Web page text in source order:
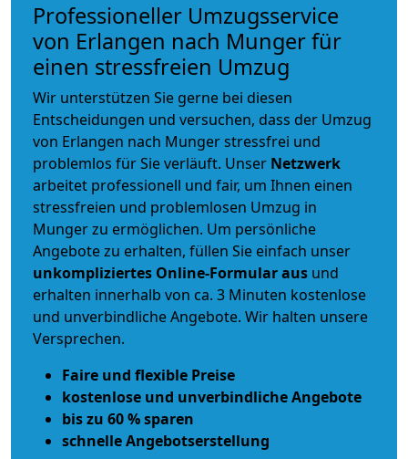
Professioneller Umzugsservice
von Erlangen nach Munger für
einen stressfreien Umzug
Wir unterstützen Sie gerne bei diesen
Entscheidungen und versuchen, dass der Umzug
von Erlangen nach Munger stressfrei und
problemlos für Sie verläuft. Unser Netzwerk
arbeitet professionell und fair, um Ihnen einen
stressfreien und problemlosen Umzug in
Munger zu ermöglichen. Um persönliche
Angebote zu erhalten, füllen Sie einfach unser
unkompliziertes Online-Formular aus und
erhalten innerhalb von ca. 3 Minuten kostenlose
und unverbindliche Angebote. Wir halten unsere
Versprechen.
Faire und flexible Preise
kostenlose und unverbindliche Angebote
bis zu 60 % sparen
schnelle Angebotserstellung